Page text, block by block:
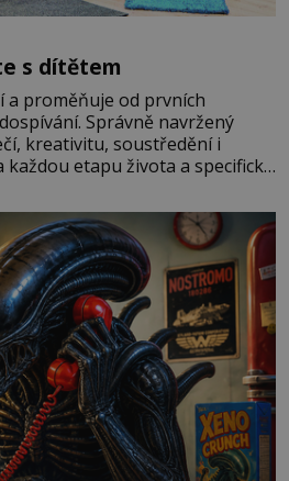
s dítětem
a proměňuje od prvních
Správně navržený
kreativitu, soustředění i
etapu života a specifické
by pokoj miminka měl působit
Předškolní věk je